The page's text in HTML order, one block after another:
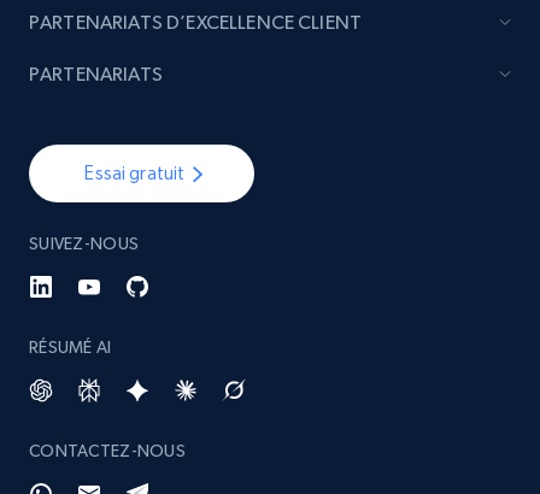
Essai gratuit
SUIVEZ-NOUS
RÉSUMÉ AI
CONTACTEZ-NOUS
PARTENARIATS D’EXCELLENCE CLIENT
PARTENARIATS